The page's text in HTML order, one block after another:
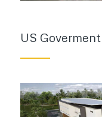
US Goverment